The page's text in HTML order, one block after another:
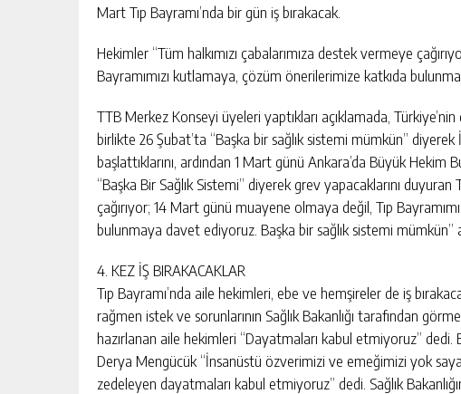
Mart Tıp Bayramı’nda bir gün iş bırakacak.
Hekimler “Tüm halkımızı çabalarımıza destek vermeye
Bayramımızı kutlamaya, çözüm önerilerimize katkıda
TTB Merkez Konseyi üyeleri yaptıkları açıklamada,
birlikte 26 Şubat’ta “Başka bir sağlık sistemi mümkün”
başlattıklarını, ardından 1 Mart günü Ankara’da Büyük Hekim
“Başka Bir Sağlık Sistemi” diyerek grev yapacaklarını duyuran
çağırıyor; 14 Mart günü muayene olmaya değil, Tıp
bulunmaya davet ediyoruz. Başka bir sağlık sistemi mümkün’’
4. KEZ İŞ BIRAKACAKLAR
Tıp Bayramı’nda aile hekimleri, ebe ve hemşireler de iş
rağmen istek ve sorunlarının Sağlık Bakanlığı tarafından
hazırlanan aile hekimleri ‘‘Dayatmaları kabul etmiyoruz” dedi.
Derya Mengücük “İnsanüstü özverimizi ve emeğimizi yok
zedeleyen dayatmaları kabul etmiyoruz” dedi. Sağlık